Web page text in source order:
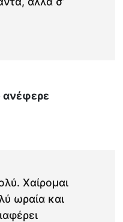
ανέφερε
Χαίρομαι
ωραία και